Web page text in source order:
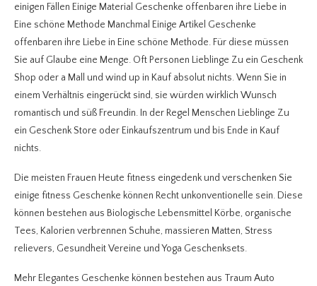
einigen Fällen Einige Material Geschenke offenbaren ihre Liebe in
Eine schöne Methode Manchmal Einige Artikel Geschenke
offenbaren ihre Liebe in Eine schöne Methode. Für diese müssen
Sie auf Glaube eine Menge. Oft Personen Lieblinge Zu ein Geschenk
Shop oder a Mall und wind up in Kauf absolut nichts. Wenn Sie in
einem Verhältnis eingerückt sind, sie würden wirklich Wunsch
romantisch und süß Freundin. In der Regel Menschen Lieblinge Zu
ein Geschenk Store oder Einkaufszentrum und bis Ende in Kauf
nichts.
Die meisten Frauen Heute fitness eingedenk und verschenken Sie
einige fitness Geschenke können Recht unkonventionelle sein. Diese
können bestehen aus Biologische Lebensmittel Körbe, organische
Tees, Kalorien verbrennen Schuhe, massieren Matten, Stress
relievers, Gesundheit Vereine und Yoga Geschenksets.
Mehr Elegantes Geschenke können bestehen aus Traum Auto